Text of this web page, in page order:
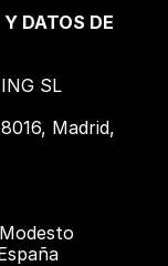
DATOS DE
SL
Madrid,